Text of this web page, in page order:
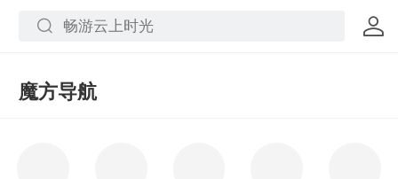
魔方导航